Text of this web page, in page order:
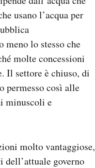
usano l’acqua per
lo stesso che
molte concessioni
Il settore è chiuso, di
permesso così alle
minuscoli e
molto vantaggiose,
governo